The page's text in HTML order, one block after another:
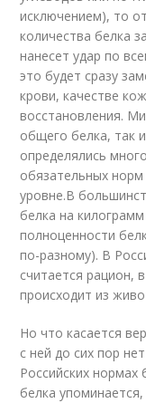
исключением), то
количества белка
нанесет удар по
это будет сразу
крови, качестве
восстановления.
общего белка, так
определялись
обязательных
уровне.В
белка на
полноценности
по-разному). В
считается рацион,
происходит из
Но что касается
с ней до сих пор
Российских нормах
белка